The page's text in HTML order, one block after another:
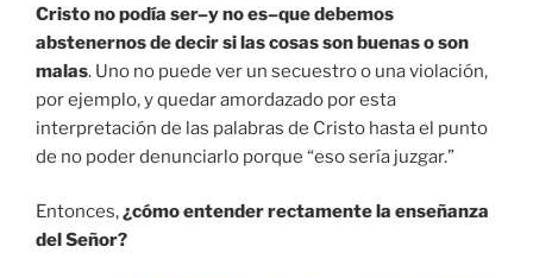
Cristo no podía ser–y no es–que debemos
abstenernos de decir si las cosas son buenas o son
malas. Uno no puede ver un secuestro o una violación,
por ejemplo, y quedar amordazado por esta
interpretación de las palabras de Cristo hasta el punto
de no poder denunciarlo porque “eso sería juzgar.”
Entonces,¿cómo entender rectamente la enseñanza
del Señor?